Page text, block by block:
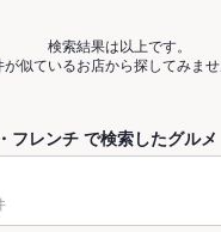
検索結果は以上です。
が似ているお店から探してみませ
フレンチ で検索したグル